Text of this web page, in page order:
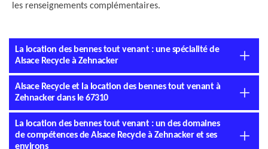
les renseignements complémentaires.
La location des bennes tout venant : une spécialité de
Alsace Recycle à Zehnacker
Alsace Recycle et la location des bennes tout venant à
Zehnacker dans le 67310
La location des bennes tout venant : un des domaines
de compétences de Alsace Recycle à Zehnacker et ses
environs